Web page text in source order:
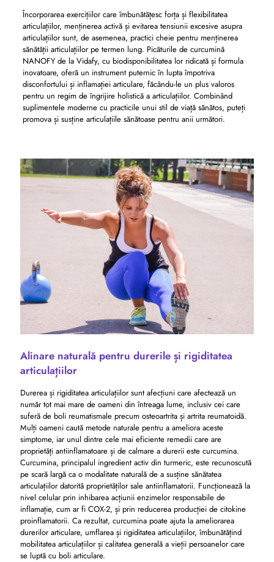
Încorporarea exercițiilor care îmbunătățesc forța și flexibilitatea
articulațiilor, menținerea activă și evitarea tensiunii excesive asupra
articulațiilor sunt, de asemenea, practici cheie pentru menținerea
sănătății articulațiilor pe termen lung. Picăturile de curcumină
NANOFY de la Vidafy, cu biodisponibilitatea lor ridicată și formula
inovatoare, oferă un instrument puternic în lupta împotriva
disconfortului și inflamației articulare, făcându-le un plus valoros
pentru un regim de îngrijire holistică a articulațiilor. Combinând
suplimentele moderne cu practicile unui stil de viață sănătos, puteți
promova și susține articulațiile sănătoase pentru anii următori.
Alinare naturală pentru durerile și rigiditatea
articulațiilor
Durerea și rigiditatea articulațiilor sunt afecțiuni care afectează un
număr tot mai mare de oameni din întreaga lume, inclusiv cei care
suferă de boli reumatismale precum osteoartrita și artrita reumatoidă.
Mulți oameni caută metode naturale pentru a ameliora aceste
simptome, iar unul dintre cele mai eficiente remedii care are
proprietăți antiinflamatoare și de calmare a durerii este curcumina.
Curcumina, principalul ingredient activ din turmeric, este recunoscută
pe scară largă ca o modalitate naturală de a susține sănătatea
articulațiilor datorită proprietăților sale antiinflamatorii. Funcționează la
nivel celular prin inhibarea acțiunii enzimelor responsabile de
inflamație, cum ar fi COX-2, și prin reducerea producției de citokine
proinflamatorii. Ca rezultat, curcumina poate ajuta la ameliorarea
durerilor articulare, umflarea și rigiditatea articulațiilor, îmbunătățind
mobilitatea articulațiilor și calitatea generală a vieții persoanelor care
se luptă cu boli articulare.